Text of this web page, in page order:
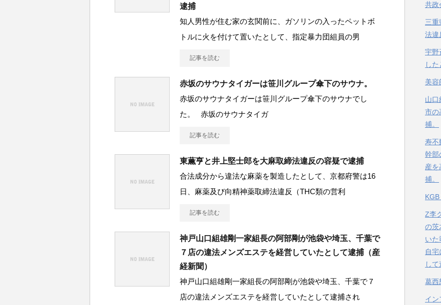
逮捕
知人男性が住む家の玄関前に、ガソリンの入ったペットボ
トルに火を付けて置いたとして、指定暴力団組員の男
記事を読む
赤坂のサウナタイガーは笹川グループ傘下のサウナ。
赤坂のサウナタイガーは笹川グループ傘下のサウナでし
た。 赤坂のサウナタイガ
記事を読む
東薫亨と井上堅士郎を大麻取締法違反の容疑で逮捕
合法成分から違法な麻薬を製造したとして、京都府警は16
日、麻薬及び向精神薬取締法違反（THC類の営利
記事を読む
神戸山口組雄剛一家組長の阿部剛が池袋や埼玉、千葉で
７店の違法メンズエステを経営していたとして逮捕（産
経新聞）
神戸山口組雄剛一家組長の阿部剛が池袋や埼玉、千葉で７
店の違法メンズエステを経営していたとして逮捕され
共政
三重
法違
宇野
した
美容
山口
市の
捕。
寿不
幹部
産を
捕。
Z李
の茨
いた
自
し
葛西
イン